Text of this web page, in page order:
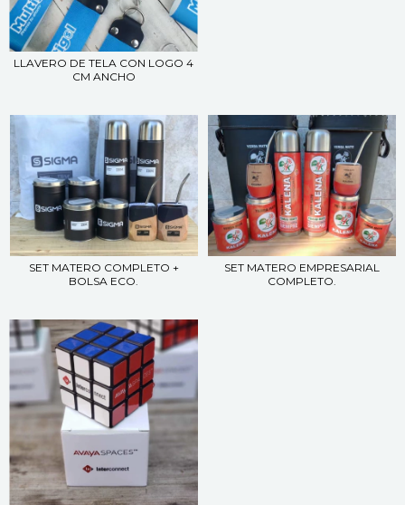
LLAVERO DE TELA CON LOGO 4
CM ANCHO
SET MATERO COMPLETO +
BOLSA ECO.
SET MATERO EMPRESARIAL
COMPLETO.